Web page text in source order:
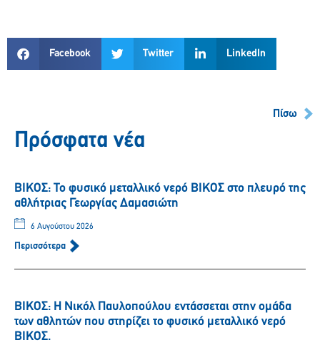
Facebook Twitter LinkedIn
Πίσω
Πρόσφατα νέα
ΒΙΚΟΣ: Το φυσικό μεταλλικό νερό ΒΙΚΟΣ στο πλευρό της
αθλήτριας Γεωργίας Δαμασιώτη
6 Αυγούστου 2026
Περισσότερα
ΒΙΚΟΣ: Η Νικόλ Παυλοπούλου εντάσσεται στην ομάδα
των αθλητών που στηρίζει το φυσικό μεταλλικό νερό
ΒΙΚΟΣ.